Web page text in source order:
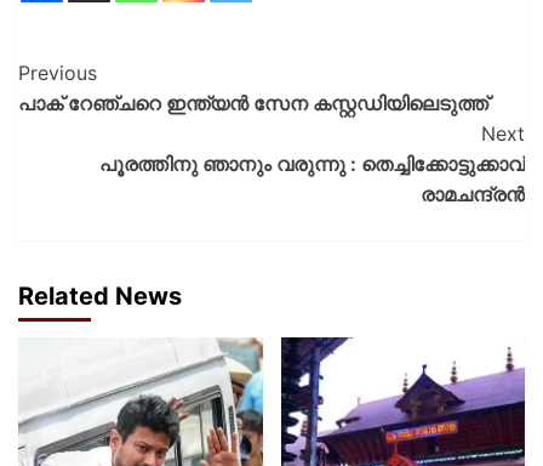
Previous
പാക് റേഞ്ചറെ ഇന്ത്യന്‍ സേന കസ്റ്റഡിയിലെടുത്ത്
Next
പൂരത്തിനു ഞാനും വരുന്നു : തെച്ചിക്കോട്ടുക്കാവ്
രാമചന്ദ്രൻ
Related News